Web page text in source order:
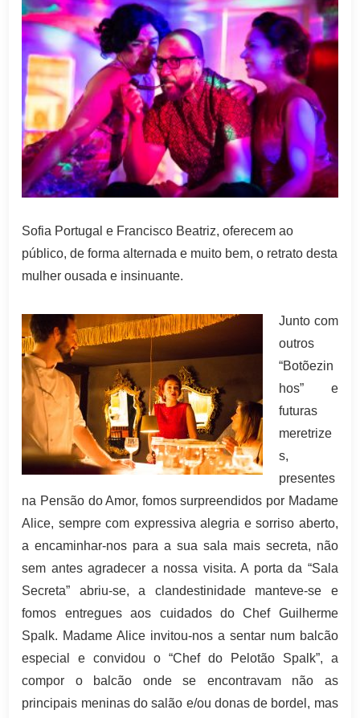
Sofia Portugal e Francisco Beatriz, oferecem ao
público, de forma alternada e muito bem, o retrato desta
mulher ousada e insinuante.
Junto com
outros
“Botõezin
hos” e
futuras
meretrize
s,
presentes
na Pensão do Amor, fomos surpreendidos por Madame
Alice, sempre com expressiva alegria e sorriso aberto,
a encaminhar-nos para a sua sala mais secreta, não
sem antes agradecer a nossa visita. A porta da “Sala
Secreta” abriu-se, a clandestinidade manteve-se e
fomos entregues aos cuidados do Chef Guilherme
Spalk. Madame Alice invitou-nos a sentar num balcão
especial e convidou o “Chef do Pelotão Spalk”, a
compor o balcão onde se encontravam não as
principais meninas do salão e/ou donas de bordel, mas